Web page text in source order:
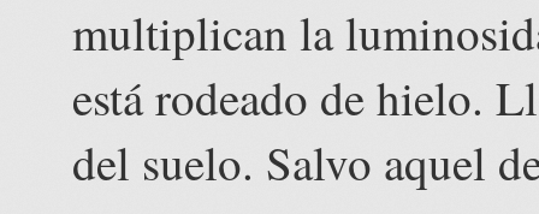
multiplican la
está rodeado de hielo.
del suelo. Salvo aquel